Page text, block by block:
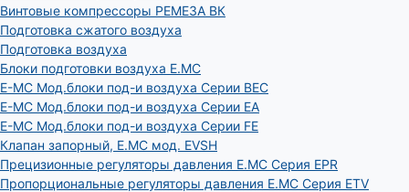
Винтовые компрессоры РЕМЕЗА ВК
Подготовка сжатого воздуха
Подготовка воздуха
Блоки подготовки воздуха E.MC
E-MC Мод.блоки под-и воздуха Серии BEC
E-MC Мод.блоки под-и воздуха Серии EA
E-MC Мод.блоки под-и воздуха Серии FE
Клапан запорный, E.MC мод. EVSH
Прецизионные регуляторы давления E.MC Серия EPR
Пропорциональные регуляторы давления E.MC Серия ETV